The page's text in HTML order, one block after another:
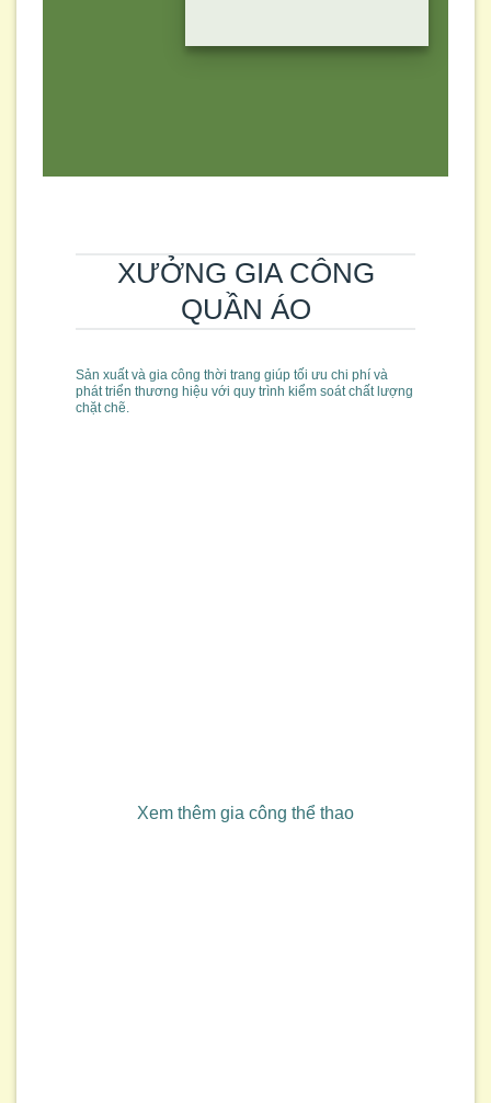
XƯỞNG GIA CÔNG
QUẦN ÁO
Sản xuất và gia công thời trang giúp tối ưu chi phí và
phát triển thương hiệu với quy trình kiểm soát chất lượng
chặt chẽ.
Xem thêm gia công thể thao